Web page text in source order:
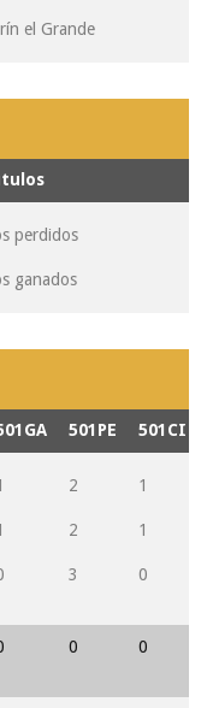
el Grande
perdidos
ganados
501PE 501CI
2 1
2 1
3 0
0 0